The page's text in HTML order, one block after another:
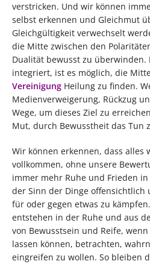
verstricken. Und wir können
selbst erkennen und Gleichmut
Gleichgültigkeit verwechselt
die Mitte zwischen den
Dualität bewusst zu überwinden.
integriert, ist es möglich, die
Vereinigung Heilung zu finden.
Medienverweigerung, Rückzug
Wege, um dieses Ziel zu
Mut, durch Bewusstheit das Tun
Wir können erkennen, dass alles
vollkommen, ohne unsere
immer mehr Ruhe und Frieden
der Sinn der Dinge offensichtlich
für oder gegen etwas zu
entstehen in der Ruhe und aus
von Bewusstsein und Reife,
lassen können, betrachten,
eingreifen zu wollen. So bleiben